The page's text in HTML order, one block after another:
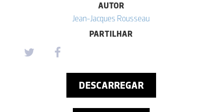
AUTOR
Jean-Jacques Rousseau
PARTILHAR
DESCARREGAR